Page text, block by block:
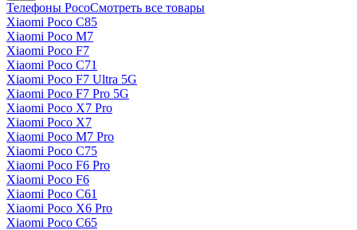
Телефоны PocoСмотреть все товары
Xiaomi Poco C85
Xiaomi Poco M7
Xiaomi Poco F7
Xiaomi Poco C71
Xiaomi Poco F7 Ultra 5G
Xiaomi Poco F7 Pro 5G
Xiaomi Poco X7 Pro
Xiaomi Poco X7
Xiaomi Poco M7 Pro
Xiaomi Poco C75
Xiaomi Poco F6 Pro
Xiaomi Poco F6
Xiaomi Poco C61
Xiaomi Poco X6 Pro
Xiaomi Poco C65